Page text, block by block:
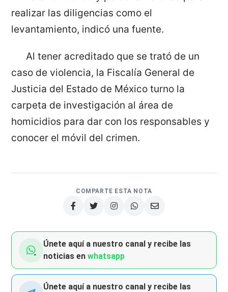
realizar las diligencias como el
levantamiento, indicó una fuente.
Al tener acreditado que se trató de un
caso de violencia, la Fiscalía General de
Justicia del Estado de México turno la
carpeta de investigación al área de
homicidios para dar con los responsables y
conocer el móvil del crimen.
COMPARTE ESTA NOTA
Únete aquí a nuestro canal y recibe las
noticias enwhatsapp
Únete aquí a nuestro canal y recibe las